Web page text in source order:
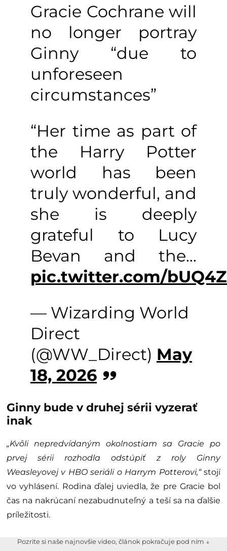
Gracie Cochrane will
no longer portray
Ginny “due to
unforeseen
circumstances”
“Her time as part of
the Harry Potter
world has been
truly wonderful, and
she is deeply
grateful to Lucy
Bevan and the…
pic.twitter.com/
— Wizarding World
Direct
(@WW_Direct) May
18, 2026
Ginny bude v druhej sérii vyzerať
inak
„Kvôli nepredvídaným okolnostiam sa Gracie po
prvej sérii rozhodla odstúpiť z roly Ginny
Weasleyovej v HBO seriáli o Harrym Potterovi,“stojí
vo vyhlásení. Rodina ďalej uviedla, že pre Gracie bol
čas na nakrúcaní nezabudnuteľný a teší sa na ďalšie
príležitosti.
Pozrite si naše najnovšie video, článok pokračuje pod ním ↓